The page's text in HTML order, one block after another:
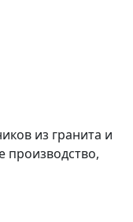
из гранита и
производство,